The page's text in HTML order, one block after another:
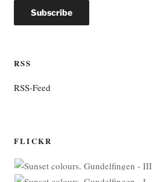
RSS
RSS-Feed
FLICKR